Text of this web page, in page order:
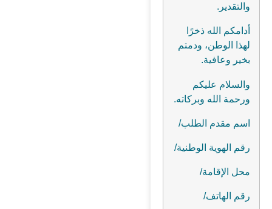
والتقدير.
أدامكم الله ذخرًا
لهذا الوطن، ودمتم
بخير وعافية.
والسلام عليكم
ورحمة الله وبركاته.
اسم مقدم الطلب/
رقم الهوية الوطنية/
محل الإقامة/
رقم الهاتف/